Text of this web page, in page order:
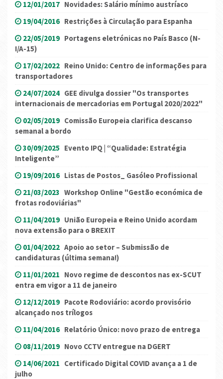
12/01/2017 Novidades: Salário mínimo austríaco
19/04/2016 Restrições à Circulação para Espanha
22/05/2019 Portagens eletrónicas no País Basco (N-
I/A-15)
17/02/2022 Reino Unido: Centro de informações para
transportadores
24/07/2024 GEE divulga dossier "Os transportes
internacionais de mercadorias em Portugal 2020/2022"
02/05/2019 Comissão Europeia clarifica descanso
semanal a bordo
30/09/2025 Evento IPQ | “Qualidade: Estratégia
Inteligente”
19/09/2016 Listas de Postos_ Gasóleo Profissional
21/03/2023 Workshop Online "Gestão económica de
frotas rodoviárias"
11/04/2019 União Europeia e Reino Unido acordam
nova extensão para o BREXIT
01/04/2022 Apoio ao setor – Submissão de
candidaturas (última semana!)
11/01/2021 Novo regime de descontos nas ex-SCUT
entra em vigor a 11 de janeiro
12/12/2019 Pacote Rodoviário: acordo provisório
alcançado nos trílogos
11/04/2016 Relatório Único: novo prazo de entrega
08/11/2019 Novo CCTV entregue na DGERT
14/06/2021 Certificado Digital COVID avança a 1 de
julho